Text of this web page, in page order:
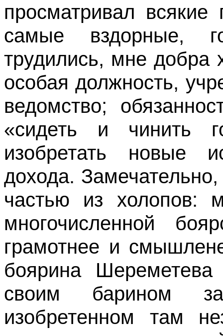
просматривал
самые вздорные,
трудились, мне добра
особая должность,
ведомство;
«сидеть и чинить
изобретать новые
дохода.
частью из холопов:
многочисленной
грамотнее и
боярина Шереметева
своим барином
изобретенном там